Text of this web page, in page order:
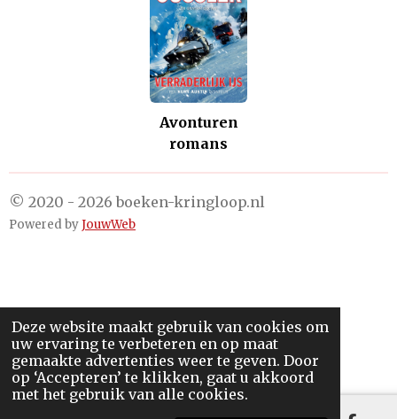
Deze website maakt gebruik van cookies om
uw ervaring te verbeteren en op maat
gemaakte advertenties weer te geven. Door
op ‘Accepteren’ te klikken, gaat u akkoord
met het gebruik van alle cookies.
Avonturen
romans
© 2020 - 2026 boeken-kringloop.nl
Powered byJouwWeb